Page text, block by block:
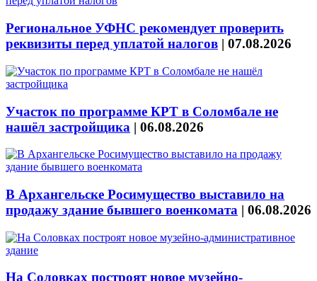
Региональное УФНС рекомендует проверить
реквизиты перед уплатой налогов | 07.08.2026
Участок по программе КРТ в Соломбале не
нашёл застройщика | 06.08.2026
В Архангельске Росимущество выставило на
продажу здание бывшего военкомата | 06.08.2026
На Соловках построят новое музейно-